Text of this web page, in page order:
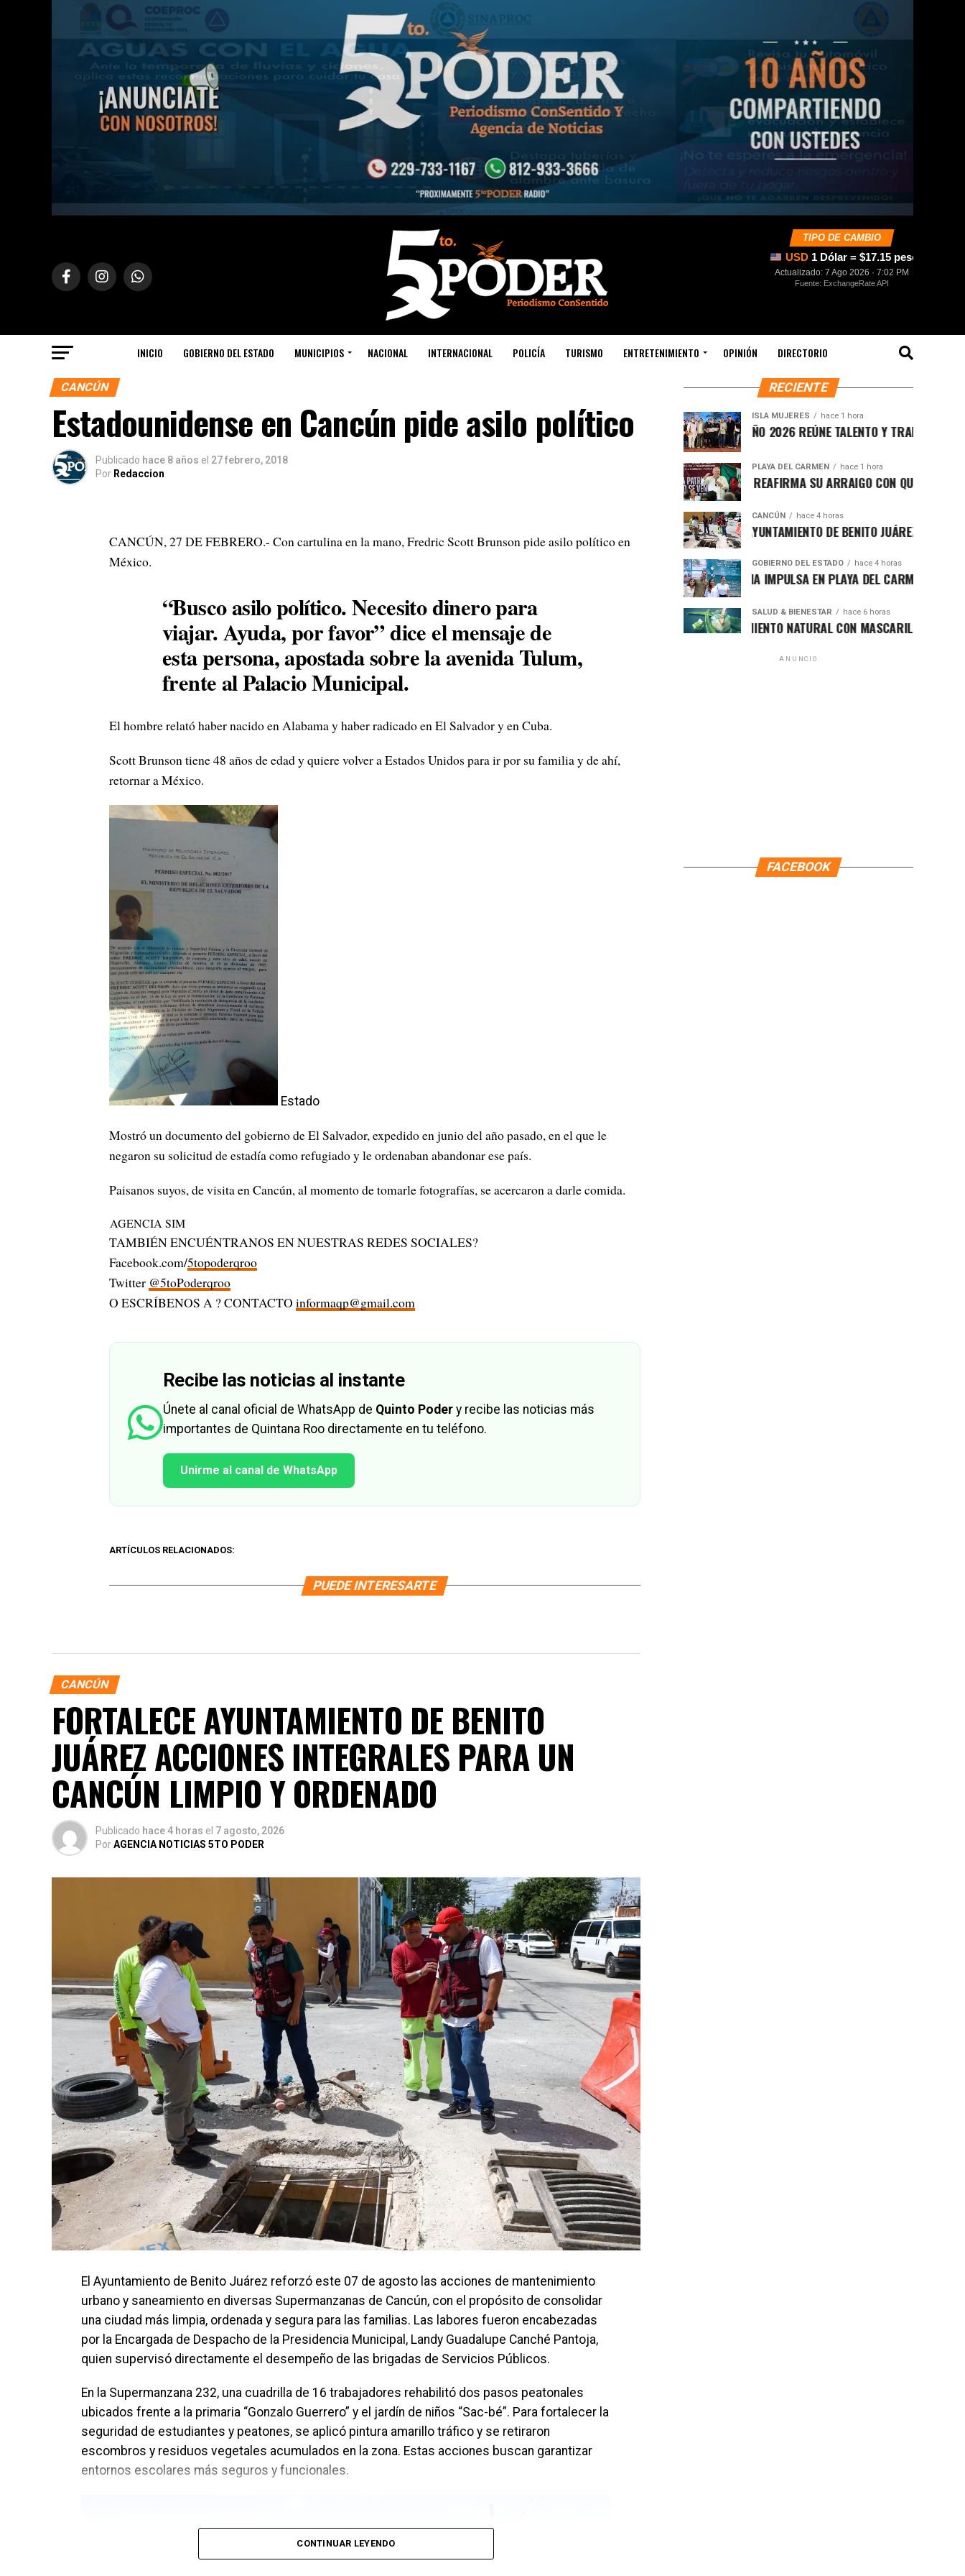
TIPO DE CAMBIO
USD 1 Dólar = $17.15 pesos
Actualizado: 7 Ago 2026 · 7:02 PM
Fuente: ExchangeRate API
INICIO GOBIERNO DEL ESTADO MUNICIPIOS NACIONAL INTERNACIONAL POLICÍA TURISMO ENTRETENIMIENTO OPINIÓN DIRECTORIO
CANCÚN
Estadounidense en Cancún pide asilo político
Publicado hace 8 años el 27 febrero, 2018
Por Redaccion
CANCÚN, 27 DE FEBRERO.- Con cartulina en la mano, Fredric Scott Brunson pide asilo político en
México.
“Busco asilo político. Necesito dinero para
viajar. Ayuda, por favor” dice el mensaje de
esta persona, apostada sobre la avenida Tulum,
frente al Palacio Municipal.
El hombre relató haber nacido en Alabama y haber radicado en El Salvador y en Cuba.
Scott Brunson tiene 48 años de edad y quiere volver a Estados Unidos para ir por su familia y de ahí,
retornar a México.
Estado
Mostró un documento del gobierno de El Salvador, expedido en junio del año pasado, en el que le
negaron su solicitud de estadía como refugiado y le ordenaban abandonar ese país.
Paisanos suyos, de visita en Cancún, al momento de tomarle fotografías, se acercaron a darle comida.
AGENCIA SIM
TAMBIÉN ENCUÉNTRANOS EN NUESTRAS REDES SOCIALES?
Facebook.com/5topoderqroo
Twitter @5toPoderqroo
O ESCRÍBENOS A ? CONTACTO informaqp@gmail.com
Recibe las noticias al instante
Únete al canal oficial de WhatsApp de Quinto Poder y recibe las noticias más
importantes de Quintana Roo directamente en tu teléfono.
Unirme al canal de WhatsApp
ARTÍCULOS RELACIONADOS:
PUEDE INTERESARTE
CANCÚN
FORTALECE AYUNTAMIENTO DE BENITO
JUÁREZ ACCIONES INTEGRALES PARA UN
CANCÚN LIMPIO Y ORDENADO
Publicado hace 4 horas el 7 agosto, 2026
PorAGENCIA NOTICIAS 5TO PODER
El Ayuntamiento de Benito Juárez reforzó este 07 de agosto las acciones de mantenimiento
urbano y saneamiento en diversas Supermanzanas de Cancún, con el propósito de consolidar
una ciudad más limpia, ordenada y segura para las familias. Las labores fueron encabezadas
por la Encargada de Despacho de la Presidencia Municipal, Landy Guadalupe Canché Pantoja,
quien supervisó directamente el desempeño de las brigadas de Servicios Públicos.
En la Supermanzana 232, una cuadrilla de 16 trabajadores rehabilitó dos pasos peatonales
ubicados frente a la primaria “Gonzalo Guerrero” y el jardín de niños “Sac-bé”. Para fortalecer la
seguridad de estudiantes y peatones, se aplicó pintura amarillo tráfico y se retiraron
escombros y residuos vegetales acumulados en la zona. Estas acciones buscan garantizar
entornos escolares más seguros y funcionales.
CONTINUAR LEYENDO
RECIENTE
ISLA MUJERES hace 1 hora
CEVICHE ISLEÑO 2026 REÚNE TALENTO Y TRADICIÓN EN ISLA
PLAYA DEL CARMEN hace 1 hora
RAFA MARÍN REAFIRMA SU ARRAIGO CON QUINTANA ROO
CANCÚN hace 4 horas
FORTALECE AYUNTAMIENTO DE BENITO JUÁREZ ACCIONES
GOBIERNO DEL ESTADO hace 4 horas
MARA LEZAMA IMPULSA EN PLAYA DEL CARMEN EL PRIMER
SALUD & BIENESTAR hace 6 horas
REJUVENECIMIENTO NATURAL CON MASCARILLA DE SÁBILA
ANUNCIO
FACEBOOK